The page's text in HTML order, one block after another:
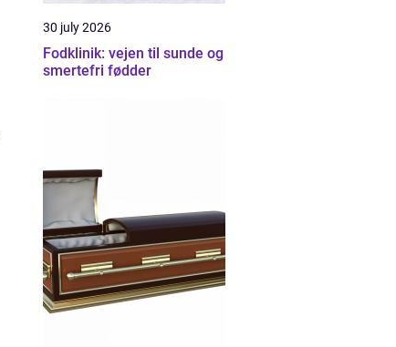
30 july 2026
Fodklinik: vejen til sunde og
smertefri fødder